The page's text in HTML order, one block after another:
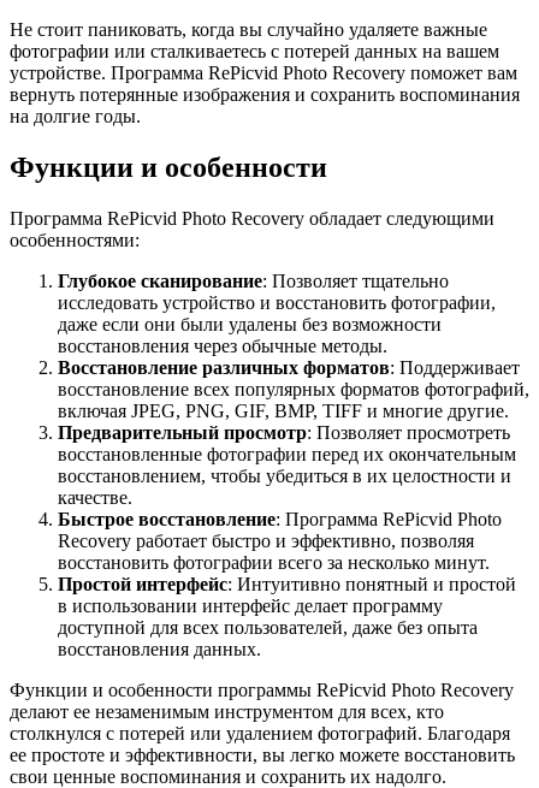
Не стоит паниковать, когда вы случайно удаляете важные
фотографии или сталкиваетесь с потерей данных на вашем
устройстве. Программа RePicvid Photo Recovery поможет вам
вернуть потерянные изображения и сохранить воспоминания
на долгие годы.
Функции и особенности
Программа RePicvid Photo Recovery обладает следующими
особенностями:
Глубокое сканирование: Позволяет тщательно
исследовать устройство и восстановить фотографии,
даже если они были удалены без возможности
восстановления через обычные методы.
Восстановление различных форматов: Поддерживает
восстановление всех популярных форматов фотографий,
включая JPEG, PNG, GIF, BMP, TIFF и многие другие.
Предварительный просмотр: Позволяет просмотреть
восстановленные фотографии перед их окончательным
восстановлением, чтобы убедиться в их целостности и
качестве.
Быстрое восстановление: Программа RePicvid Photo
Recovery работает быстро и эффективно, позволяя
восстановить фотографии всего за несколько минут.
Простой интерфейс: Интуитивно понятный и простой
в использовании интерфейс делает программу
доступной для всех пользователей, даже без опыта
восстановления данных.
Функции и особенности программы RePicvid Photo Recovery
делают ее незаменимым инструментом для всех, кто
столкнулся с потерей или удалением фотографий. Благодаря
ее простоте и эффективности, вы легко можете восстановить
свои ценные воспоминания и сохранить их надолго.